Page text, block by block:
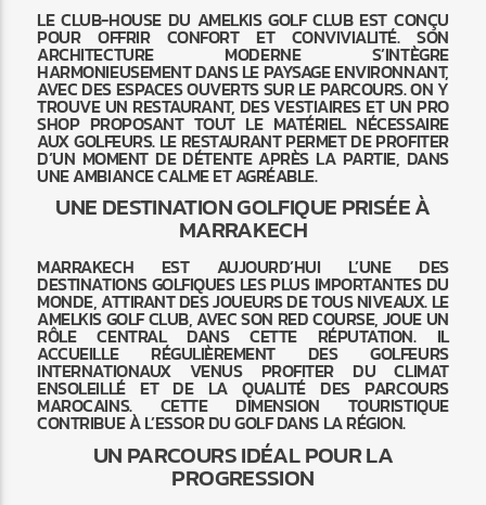
LE CLUB-HOUSE DU AMELKIS GOLF CLUB EST CONÇU
POUR OFFRIR CONFORT ET CONVIVIALITÉ. SON
ARCHITECTURE MODERNE S’INTÈGRE
HARMONIEUSEMENT DANS LE PAYSAGE ENVIRONNANT,
AVEC DES ESPACES OUVERTS SUR LE PARCOURS. ON Y
TROUVE UN RESTAURANT, DES VESTIAIRES ET UN PRO
SHOP PROPOSANT TOUT LE MATÉRIEL NÉCESSAIRE
AUX GOLFEURS. LE RESTAURANT PERMET DE PROFITER
D’UN MOMENT DE DÉTENTE APRÈS LA PARTIE, DANS
UNE AMBIANCE CALME ET AGRÉABLE.
UNE DESTINATION GOLFIQUE PRISÉE À
MARRAKECH
MARRAKECH EST AUJOURD’HUI L’UNE DES
DESTINATIONS GOLFIQUES LES PLUS IMPORTANTES DU
MONDE, ATTIRANT DES JOUEURS DE TOUS NIVEAUX. LE
AMELKIS GOLF CLUB, AVEC SON RED COURSE, JOUE UN
RÔLE CENTRAL DANS CETTE RÉPUTATION. IL
ACCUEILLE RÉGULIÈREMENT DES GOLFEURS
INTERNATIONAUX VENUS PROFITER DU CLIMAT
ENSOLEILLÉ ET DE LA QUALITÉ DES PARCOURS
MAROCAINS. CETTE DIMENSION TOURISTIQUE
CONTRIBUE À L’ESSOR DU GOLF DANS LA RÉGION.
UN PARCOURS IDÉAL POUR LA
PROGRESSION